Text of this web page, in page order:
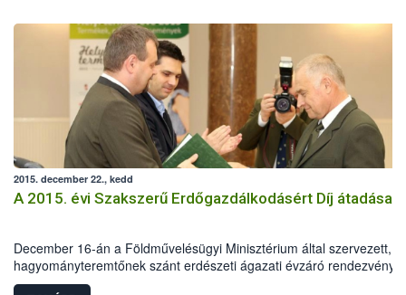
A felhasználók érdekeinek védelme, valamint a tisztességes
kereskedelmi gyakorlat biztosítása érdekében a NÉBIH a jövőben is
kiemelt figyelmet fordít a termésnövelő anyagok minőségi
megfelelőségének ellenőrzésére.
2015. december 22., kedd
A 2015. évi Szakszerű Erdőgazdálkodásért Díj átadása
December 16-án a Földművelésügyi Minisztérium által szervezett,
hagyományteremtőnek szánt erdészeti ágazati évzáró rendezvény
keretében került sor a „Szakszerű Erdőgazdálkodásért Díj”